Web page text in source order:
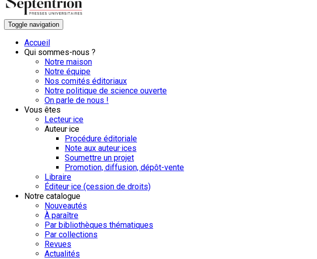
Toggle navigation
Accueil
Qui sommes-nous ?
Notre maison
Notre équipe
Nos comités éditoriaux
Notre politique de science ouverte
On parle de nous !
Vous êtes
Lecteur·ice
Auteur·ice
Procédure éditoriale
Note aux auteur·ices
Soumettre un projet
Promotion, diffusion, dépôt-vente
Libraire
Éditeur·ice (cession de droits)
Notre catalogue
Nouveautés
À paraître
Par bibliothèques thématiques
Par collections
Revues
Actualités